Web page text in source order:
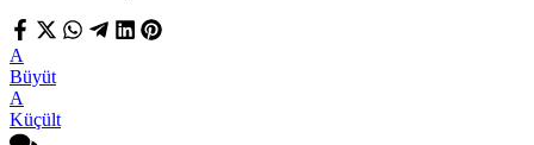
A
Büyüt
A
Küçült